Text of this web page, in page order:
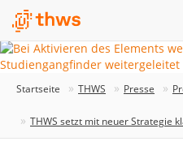
Startseite THWS Presse
THWS setzt mit neuer Strategie